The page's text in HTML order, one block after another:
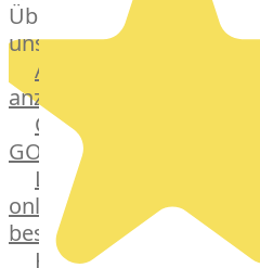
Über
uns
Alle
anzeigen
OTTO
GOURMET
Lebensmittel
online
bestellen
Karriere